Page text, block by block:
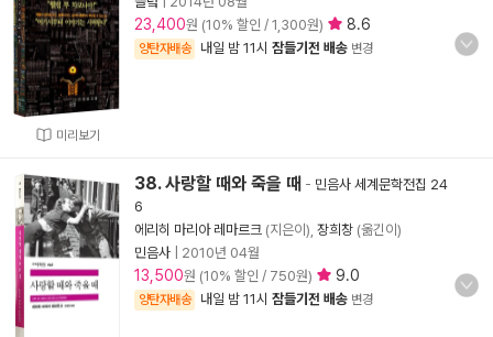
미리보기
23,400원 (10% 할인 / 1,300원) 8.6
양탄자배송 내일 밤 11시 잠들기전 배송 변경
38. 사랑할 때와 죽을 때 - 민음사 세계문학전집 24
6
에리히 마리아 레마르크 (지은이), 장희창 (옮긴이)
민음사
2010년 04월
13,500원 (10% 할인 / 750원) 9.0
양탄자배송 내일 밤 11시 잠들기전 배송 변경